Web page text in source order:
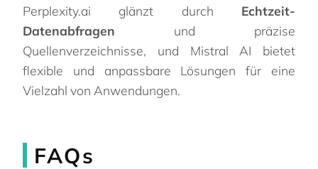
Perplexity.ai glänzt durch Echtzeit-
Datenabfragen und präzise
Quellenverzeichnisse, und Mistral AI bietet
flexible und anpassbare Lösungen für eine
Vielzahl von Anwendungen.
FAQs